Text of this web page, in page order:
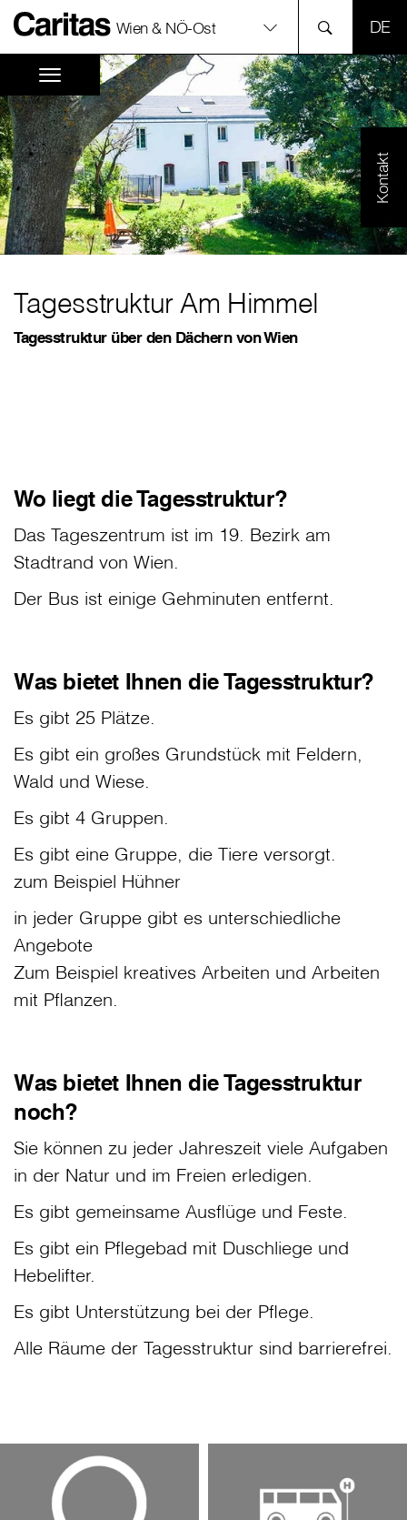
Wien & NÖ-Ost
Kontakt
Tagesstruktur Am Himmel
Tagesstruktur über den Dächern von Wien
Wo liegt die Tagesstruktur?
Das Tageszentrum ist im 19. Bezirk am
Stadtrand von Wien.
Der Bus ist einige Gehminuten entfernt.
Was bietet Ihnen die Tagesstruktur?
Es gibt 25 Plätze.
Es gibt ein großes Grundstück mit Feldern,
Wald und Wiese.
Es gibt 4 Gruppen.
Es gibt eine Gruppe, die Tiere versorgt.
zum Beispiel Hühner
in jeder Gruppe gibt es unterschiedliche
Angebote
Zum Beispiel kreatives Arbeiten und Arbeiten
mit Pflanzen.
Was bietet Ihnen die Tagesstruktur
noch?
Sie können zu jeder Jahreszeit viele Aufgaben
in der Natur und im Freien erledigen.
Es gibt gemeinsame Ausflüge und Feste.
Es gibt ein Pflegebad mit Duschliege und
Hebelifter.
Es gibt Unterstützung bei der Pflege.
Alle Räume der Tagesstruktur sind barrierefrei.